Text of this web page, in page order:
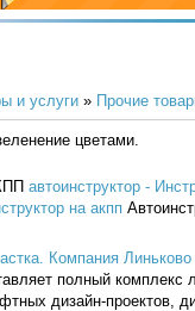
и услуги» Прочие
цветами.
автоинструктор -
на акпп
Компания Линьково
полный комплекс
дизайн-проектов,